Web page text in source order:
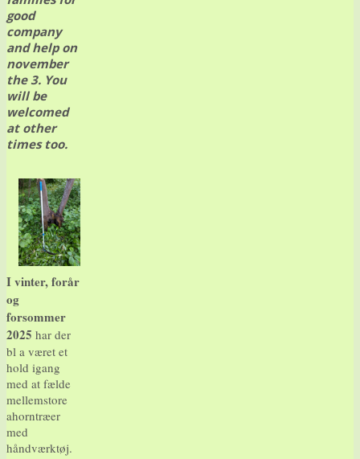
good
company
and help on
november
the 3. You
will be
welcomed
at other
times too.
I vinter, forår
og
forsommer
2025 har der
bl a været et
hold igang
med at fælde
mellemstore
ahorntræer
med
håndværktøj.